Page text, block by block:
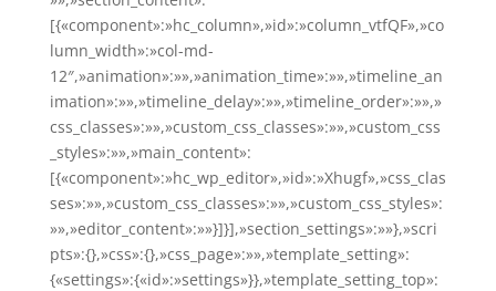
[{«component»:»hc_column»,»id»:»column_vtfQF»,»co
lumn_width»:»col-md-
12″,»animation»:»»,»animation_time»:»»,»timeline_an
imation»:»»,»timeline_delay»:»»,»timeline_order»:»»,»
css_classes»:»»,»custom_css_classes»:»»,»custom_css
_styles»:»»,»main_content»:
[{«component»:»hc_wp_editor»,»id»:»Xhugf»,»css_clas
ses»:»»,»custom_css_classes»:»»,»custom_css_styles»:
»»,»editor_content»:»»}]}],»section_settings»:»»},»scri
pts»:{},»css»:{},»css_page»:»»,»template_setting»:
{«settings»:{«id»:»settings»}},»template_setting_top»: